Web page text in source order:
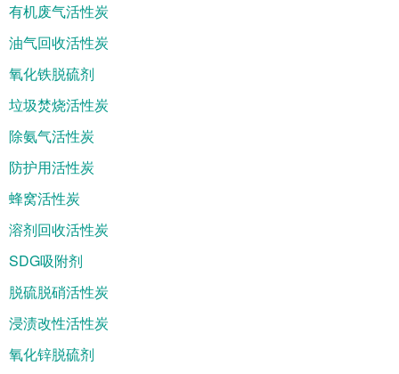
有机废气活性炭
油气回收活性炭
氧化铁脱硫剂
垃圾焚烧活性炭
除氨气活性炭
防护用活性炭
蜂窝活性炭
溶剂回收活性炭
SDG吸附剂
脱硫脱硝活性炭
浸渍改性活性炭
氧化锌脱硫剂